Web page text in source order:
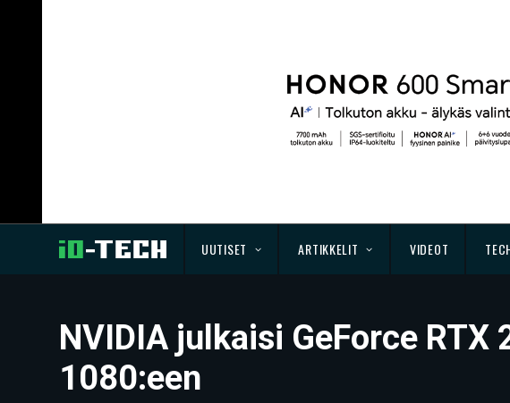
UUTISET ARTIKKELIT VIDEOT
NVIDIA julkaisi GeForce
1080:een